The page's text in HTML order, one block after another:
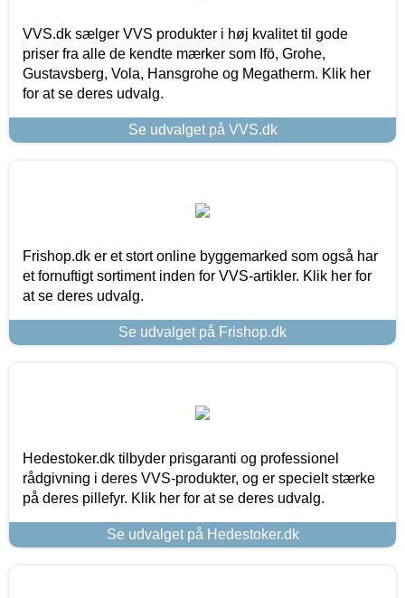
VVS.dk sælger VVS produkter i høj kvalitet til gode
priser fra alle de kendte mærker som Ifö, Grohe,
Gustavsberg, Vola, Hansgrohe og Megatherm. Klik her
for at se deres udvalg.
Se udvalget på VVS.dk
Frishop.dk er et stort online byggemarked som også har
et fornuftigt sortiment inden for VVS-artikler. Klik her for
at se deres udvalg.
Se udvalget på Frishop.dk
Hedestoker.dk tilbyder prisgaranti og professionel
rådgivning i deres VVS-produkter, og er specielt stærke
på deres pillefyr. Klik her for at se deres udvalg.
Se udvalget på Hedestoker.dk